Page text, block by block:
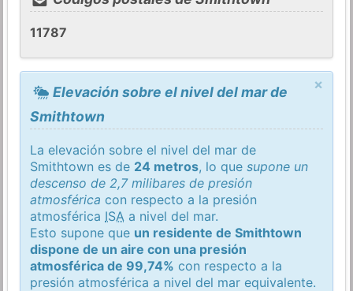
11787
×
Elevación sobre el nivel del mar de
Smithtown
La elevación sobre el nivel del mar de
Smithtown es de 24 metros, lo quesupone un
descenso de 2,7 milibares de presión
atmosférica con respecto a la presión
atmosférica ISA a nivel del mar.
Esto supone que un residente de Smithtown
dispone de un aire con una presión
atmosférica de 99,74% con respecto a la
presión atmosférica a nivel del mar equivalente.